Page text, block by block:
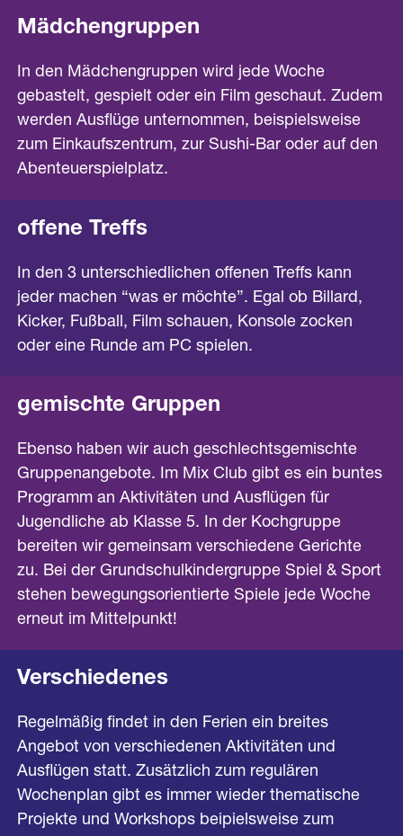
Mädchengruppen
In den Mädchengruppen wird jede Woche
gebastelt, gespielt oder ein Film geschaut. Zudem
werden Ausflüge unternommen, beispielsweise
zum Einkaufszentrum, zur Sushi-Bar oder auf den
Abenteuerspielplatz.
offene Treffs
In den 3 unterschiedlichen offenen Treffs kann
jeder machen “was er möchte”. Egal ob Billard,
Kicker, Fußball, Film schauen, Konsole zocken
oder eine Runde am PC spielen.
gemischte Gruppen
Ebenso haben wir auch geschlechtsgemischte
Gruppenangebote. Im Mix Club gibt es ein buntes
Programm an Aktivitäten und Ausflügen für
Jugendliche ab Klasse 5. In der Kochgruppe
bereiten wir gemeinsam verschiedene Gerichte
zu. Bei der Grundschulkindergruppe Spiel & Sport
stehen bewegungsorientierte Spiele jede Woche
erneut im Mittelpunkt!
Verschiedenes
Regelmäßig findet in den Ferien ein breites
Angebot von verschiedenen Aktivitäten und
Ausflügen statt. Zusätzlich zum regulären
Wochenplan gibt es immer wieder thematische
Projekte und Workshops beipielsweise zum